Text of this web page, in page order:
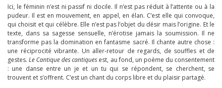
Ici, le féminin n’est ni passif ni docile. Il n’est pas réduit à l’attente ou à la
pudeur. Il est en mouvement, en appel, en élan. C’est elle qui convoque,
qui choisit et qui célèbre. Elle n’est pas l’objet du désir mais l’origine. Et le
texte, dans sa sagesse sensuelle, n’érotise jamais la soumission. Il ne
transforme pas la domination en fantasme sacré. Il chante autre chose :
une réciprocité vibrante. Un aller-retour de regards, de souffles et de
gestes.Le Cantique des cantiques est, au fond, un poème du consentement
: une danse entre un je et un tu qui se répondent, se cherchent, se
trouvent et s’offrent. C’est un chant du corps libre et du plaisir partagé.